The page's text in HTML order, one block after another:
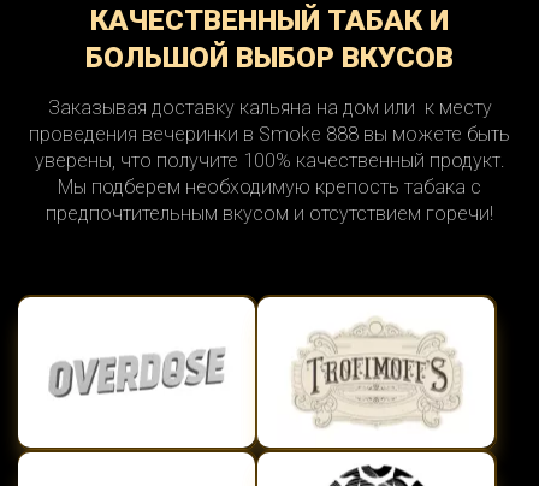
КАЧЕСТВЕННЫЙ ТАБАК И
БОЛЬШОЙ ВЫБОР ВКУСОВ
Заказывая доставку кальяна на дом или к месту
проведения вечеринки в Smoke 888 вы можете быть
уверены, что получите 100% качественный продукт.
Мы подберем необходимую крепость табака с
предпочтительным вкусом и отсутствием горечи!